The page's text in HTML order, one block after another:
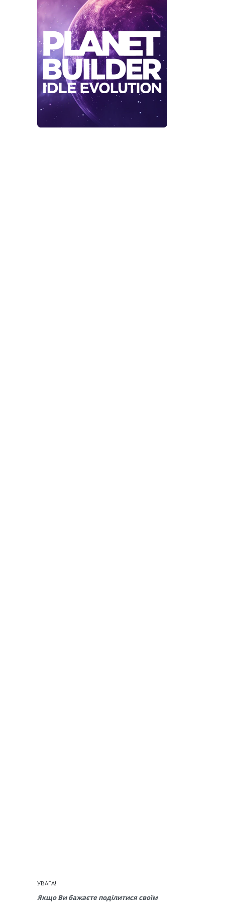
УВАГА!
Якщо Ви бажаєте поділитися своїм